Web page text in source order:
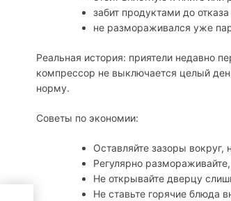
забит продуктами до
не размораживался уже
Реальная история: приятели недавно
компрессор не выключается целый
норму.
Советы по экономии:
Оставляйте зазоры вокруг,
Регулярно
Не открывайте дверцу
Не ставьте горячие блюда